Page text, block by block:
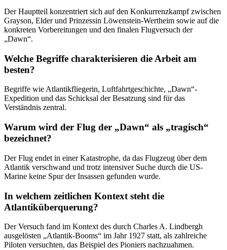
Der Hauptteil konzentriert sich auf den Konkurrenzkampf zwischen
Grayson, Elder und Prinzessin Löwenstein-Wertheim sowie auf die
konkreten Vorbereitungen und den finalen Flugversuch der
„Dawn“.
Welche Begriffe charakterisieren die Arbeit am
besten?
Begriffe wie Atlantikfliegerin, Luftfahrtgeschichte, „Dawn“-
Expedition und das Schicksal der Besatzung sind für das
Verständnis zentral.
Warum wird der Flug der „Dawn“ als „tragisch“
bezeichnet?
Der Flug endet in einer Katastrophe, da das Flugzeug über dem
Atlantik verschwand und trotz intensiver Suche durch die US-
Marine keine Spur der Insassen gefunden wurde.
In welchem zeitlichen Kontext steht die
Atlantiküberquerung?
Der Versuch fand im Kontext des durch Charles A. Lindbergh
ausgelösten „Atlantik-Booms“ im Jahr 1927 statt, als zahlreiche
Piloten versuchten, das Beispiel des Pioniers nachzuahmen.